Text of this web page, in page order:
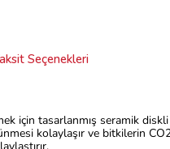
Seçenekleri
için tasarlanmış seramik
kolaylaşır ve bitkilerin